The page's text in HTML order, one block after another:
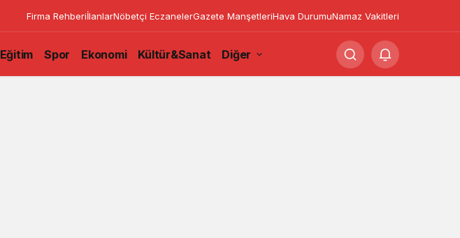
Firma RehberiİlanlarNöbetçi EczanelerGazete ManşetleriHava DurumuNamaz Vakitleri
Eğitim Spor Ekonomi Kültür&Sanat Diğer